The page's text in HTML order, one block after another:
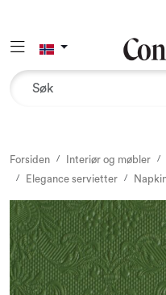
Toggle navigation
Forsiden Interiør og møbler
Elegance servietter
Utemiljø
Emballasje
Dekor og binderi
Rekvisita